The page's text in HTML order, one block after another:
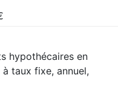
hypothécaires en
taux fixe, annuel,